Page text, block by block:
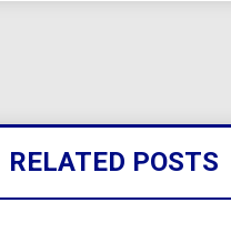
RELATED POSTS